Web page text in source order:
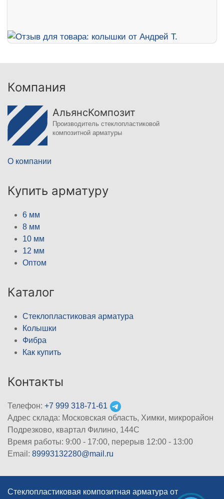
Компания
АльянсКомпозит
Производитель стеклопластиковой
композитной арматуры
О компании
Купить арматуру
6 мм
8 мм
10 мм
12 мм
Оптом
Каталог
Стеклопластиковая арматура
Колышки
Фибра
Как купить
Контакты
Телефон: +7 999 318-71-61
Адрес склада: Московская область, Химки, микрорайон
Подрезково, квартал Филино, 144С
Время работы: 9:00 - 17:00, перерыв 12:00 - 13:00
Email: 89993132280@mail.ru
Стеклопластиковая композитная арматура от